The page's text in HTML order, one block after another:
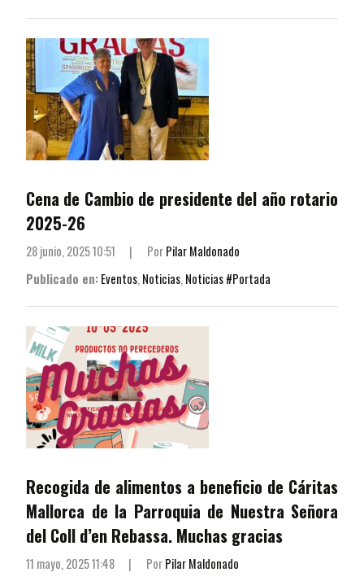
Cena de Cambio de presidente del año rotario
2025-26
28 junio, 2025 10:51 | PorPilar Maldonado
Publicado en:Eventos, Noticias, Noticias #Portada
Recogida de alimentos a beneficio de Cáritas
Mallorca de la Parroquia de Nuestra Señora
del Coll d’en Rebassa. Muchas gracias
11 mayo, 2025 11:48 | PorPilar Maldonado